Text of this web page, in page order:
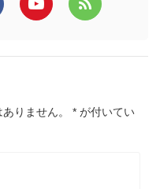
りません。 * が付いてい